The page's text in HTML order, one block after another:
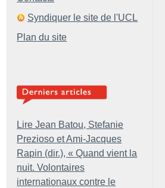
Syndiquer le site de l'UCL
Plan du site
Lire Jean Batou, Stefanie
Prezioso et Ami-Jacques
Rapin (dir.), « Quand vient la
nuit. Volontaires
internationaux contre le